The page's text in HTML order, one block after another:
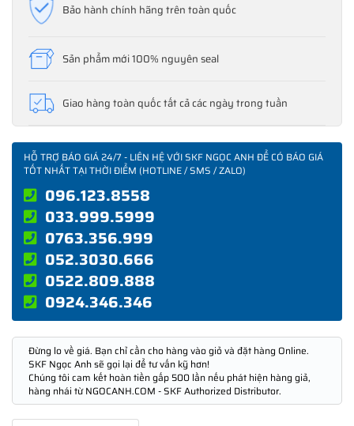
Bảo hành chính hãng trên toàn quốc
Sản phẩm mới 100% nguyên seal
Giao hàng toàn quốc tất cả các ngày trong tuần
HỖ TRỢ BÁO GIÁ 24/7 - LIÊN HỆ VỚI SKF NGỌC ANH ĐỂ CÓ BÁO GIÁ
TỐT NHẤT TẠI THỜI ĐIỂM (HOTLINE / SMS / ZALO)
096.123.8558
033.999.5999
0763.356.999
052.3030.666
0522.809.888
0924.346.346
Đừng lo về giá. Bạn chỉ cần cho hàng vào giỏ và đặt hàng Online.
SKF Ngọc Anh sẽ gọi lại để tư vấn kỹ hơn!
Chúng tôi cam kết hoàn tiền gấp 500 lần nếu phát hiện hàng giả,
hàng nhái từ NGOCANH.COM - SKF Authorized Distributor.